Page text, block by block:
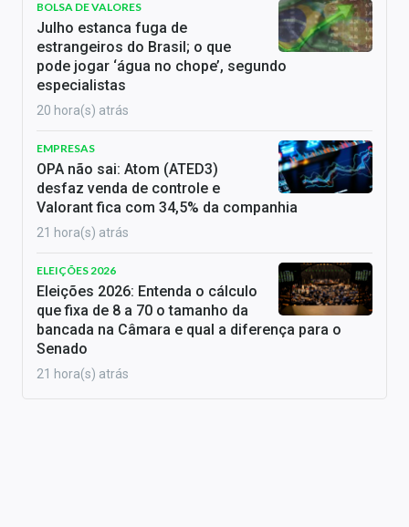
BOLSA DE VALORES
Julho estanca fuga de
estrangeiros do Brasil; o que
pode jogar ‘água no chope’, segundo
especialistas
20 hora(s) atrás
EMPRESAS
OPA não sai: Atom (ATED3)
desfaz venda de controle e
Valorant fica com 34,5% da companhia
21 hora(s) atrás
ELEIÇÕES 2026
Eleições 2026: Entenda o cálculo
que fixa de 8 a 70 o tamanho da
bancada na Câmara e qual a diferença para o
Senado
21 hora(s) atrás